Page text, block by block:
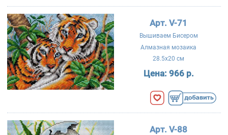
Арт. V-71
Вышиваем Бисером
Алмазная мозаика
28.5x20 см
Цена: 966 р.
Арт. V-88